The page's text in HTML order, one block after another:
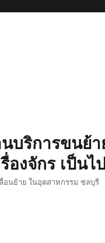
บริการขนย้
งจักร เป็นไ
อนย้าย ในอุตสาหกรรม ชลบุรี